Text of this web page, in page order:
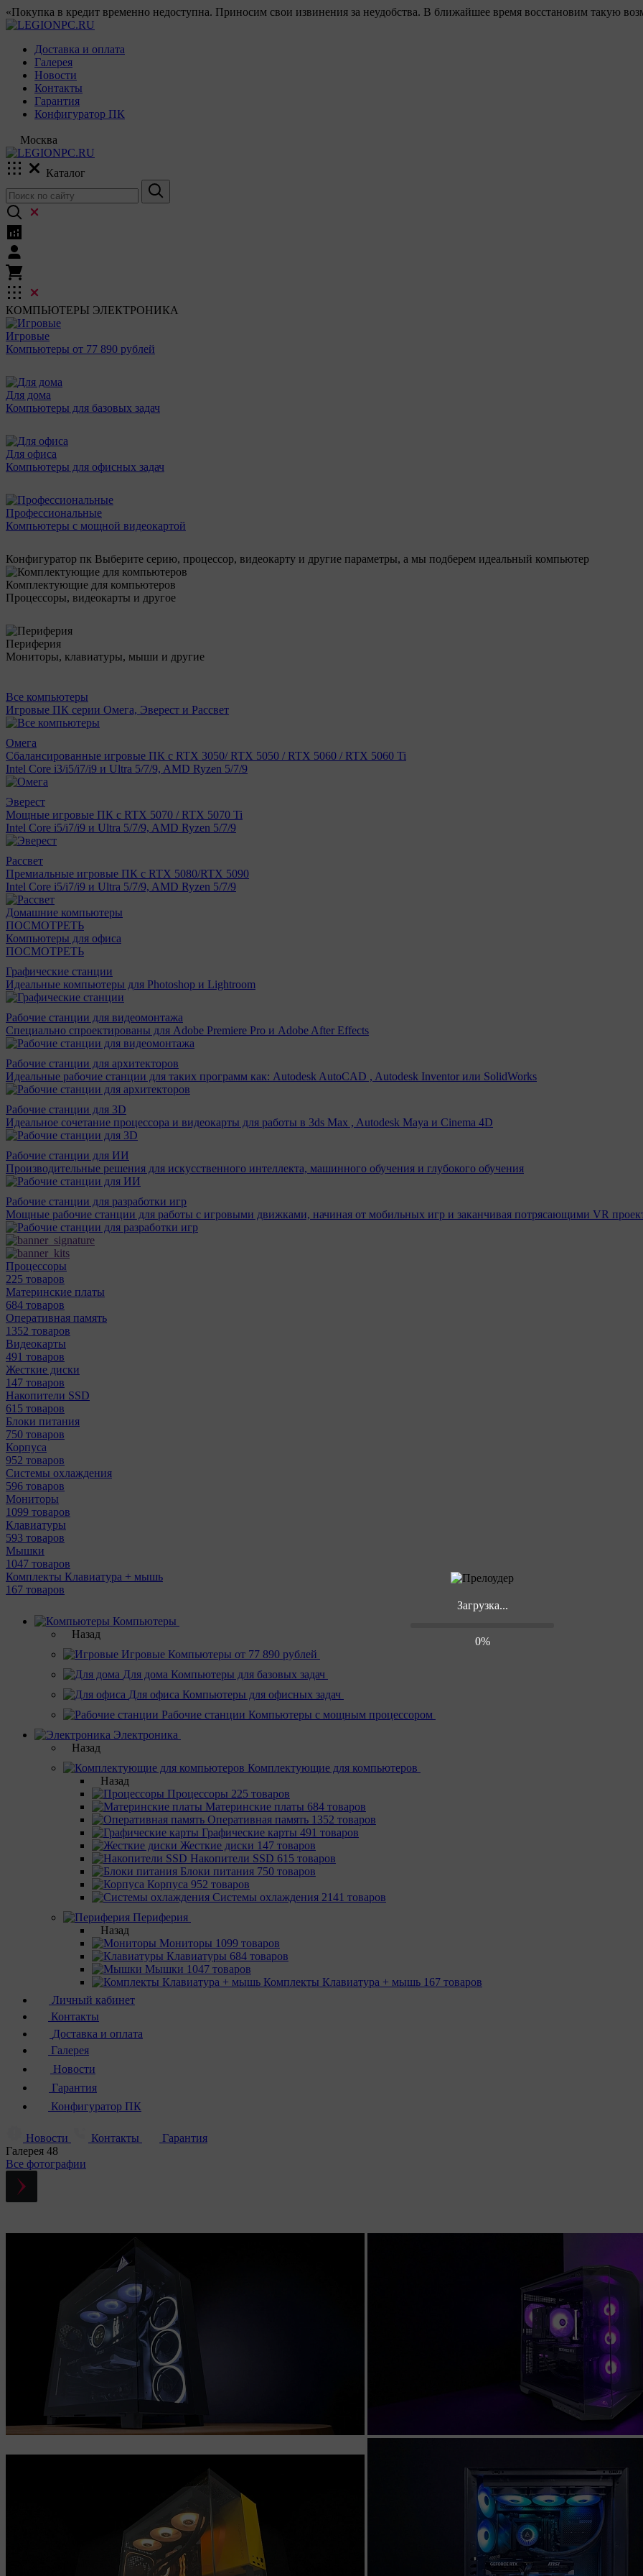
Загрузка...
0%
«Покупка в кредит временно недоступна. Приносим свои извинения за неудобства. В ближайшее время восстановим такую
Доставка и оплата
Галерея
Новости
Контакты
Гарантия
Конфигуратор ПК
Москва
Каталог
КОМПЬЮТЕРЫ ЭЛЕКТРОНИКА
Игровые
Компьютеры от 77 890 рублей
Для дома
Компьютеры для базовых задач
Для офиса
Компьютеры для офисных задач
Профессиональные
Компьютеры с мощной видеокартой
Конфигуратор пк Выберите серию, процессор, видеокарту и другие параметры, а мы подберем идеальный компьютер
Комплектующие для компьютеров
Процессоры, видеокарты и другое
Периферия
Мониторы, клавиатуры, мыши и другие
Все компьютеры
Игровые ПК серии Омега, Эверест и Рассвет
Омега
Сбалансированные игровые ПК с RTX 3050/ RTX 5050 / RTX 5060 / RTX 5060 Ti
Intel Core i3/i5/i7/i9 и Ultra 5/7/9, AMD Ryzen 5/7/9
Эверест
Мощные игровые ПК с RTX 5070 / RTX 5070 Ti
Intel Core i5/i7/i9 и Ultra 5/7/9, AMD Ryzen 5/7/9
Рассвет
Премиальные игровые ПК с RTX 5080/RTX 5090
Intel Core i5/i7/i9 и Ultra 5/7/9, AMD Ryzen 5/7/9
Домашние компьютеры
ПОСМОТРЕТЬ
Компьютеры для офиса
ПОСМОТРЕТЬ
Графические станции
Идеальные компьютеры для Photoshop и Lightroom
Рабочие станции для видеомонтажа
Специально спроектированы для Adobe Premiere Pro и Adobe After Effects
Рабочие станции для архитекторов
Идеальные рабочие станции для таких программ как: Autodesk AutoCAD , Autodesk Inventor или SolidWorks
Рабочие станции для 3D
Идеальное сочетание процессора и видеокарты для работы в 3ds Max , Autodesk Maya и Cinema 4D
Рабочие станции для ИИ
Производительные решения для искусственного интеллекта, машинного обучения и глубокого обучения
Рабочие станции для разработки игр
Мощные рабочие станции для работы с игровыми движками, начиная от мобильных игр и заканчивая потрясающими VR
Процессоры
225 товаров
Материнcкие платы
684 товаров
Оперативная память
1352 товаров
Видеокарты
491 товаров
Жесткие диски
147 товаров
Накопители SSD
615 товаров
Блоки питания
750 товаров
Корпуса
952 товаров
Системы охлаждения
596 товаров
Мониторы
1099 товаров
Клавиатуры
593 товаров
Мышки
1047 товаров
Комплекты Клавиатура + мышь
167 товаров
Компьютеры
Назад
Игровые Компьютеры от 77 890 рублей
Для дома Компьютеры для базовых задач
Для офиса Компьютеры для офисных задач
Рабочие станции Компьютеры с мощным процессором
Электроника
Назад
Комплектующие для компьютеров
Назад
Процессоры 225 товаров
Материнcкие платы 684 товаров
Оперативная память 1352 товаров
Графические карты 491 товаров
Жесткие диски 147 товаров
Накопители SSD 615 товаров
Блоки питания 750 товаров
Корпуса 952 товаров
Системы охлаждения 2141 товаров
Периферия
Назад
Мониторы 1099 товаров
Клавиатуры 684 товаров
Мышки 1047 товаров
Комплекты Клавиатура + мышь 167 товаров
Личный кабинет
Контакты
Доставка и оплата
Галерея
Новости
Гарантия
Конфигуратор ПК
Новости Контакты
Гарантия
Галерея 48
Все фотографии